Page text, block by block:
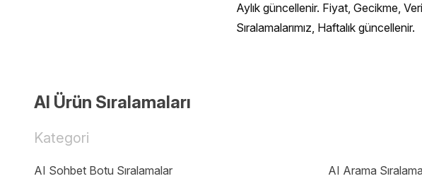
Aylık güncellenir. Fiyat, Gecikme,
Sıralamalarımız, Haftalık güncellenir.
AI Ürün Sıralamaları
Kategori
AI Sohbet Botu Sıralamalar AI Arama